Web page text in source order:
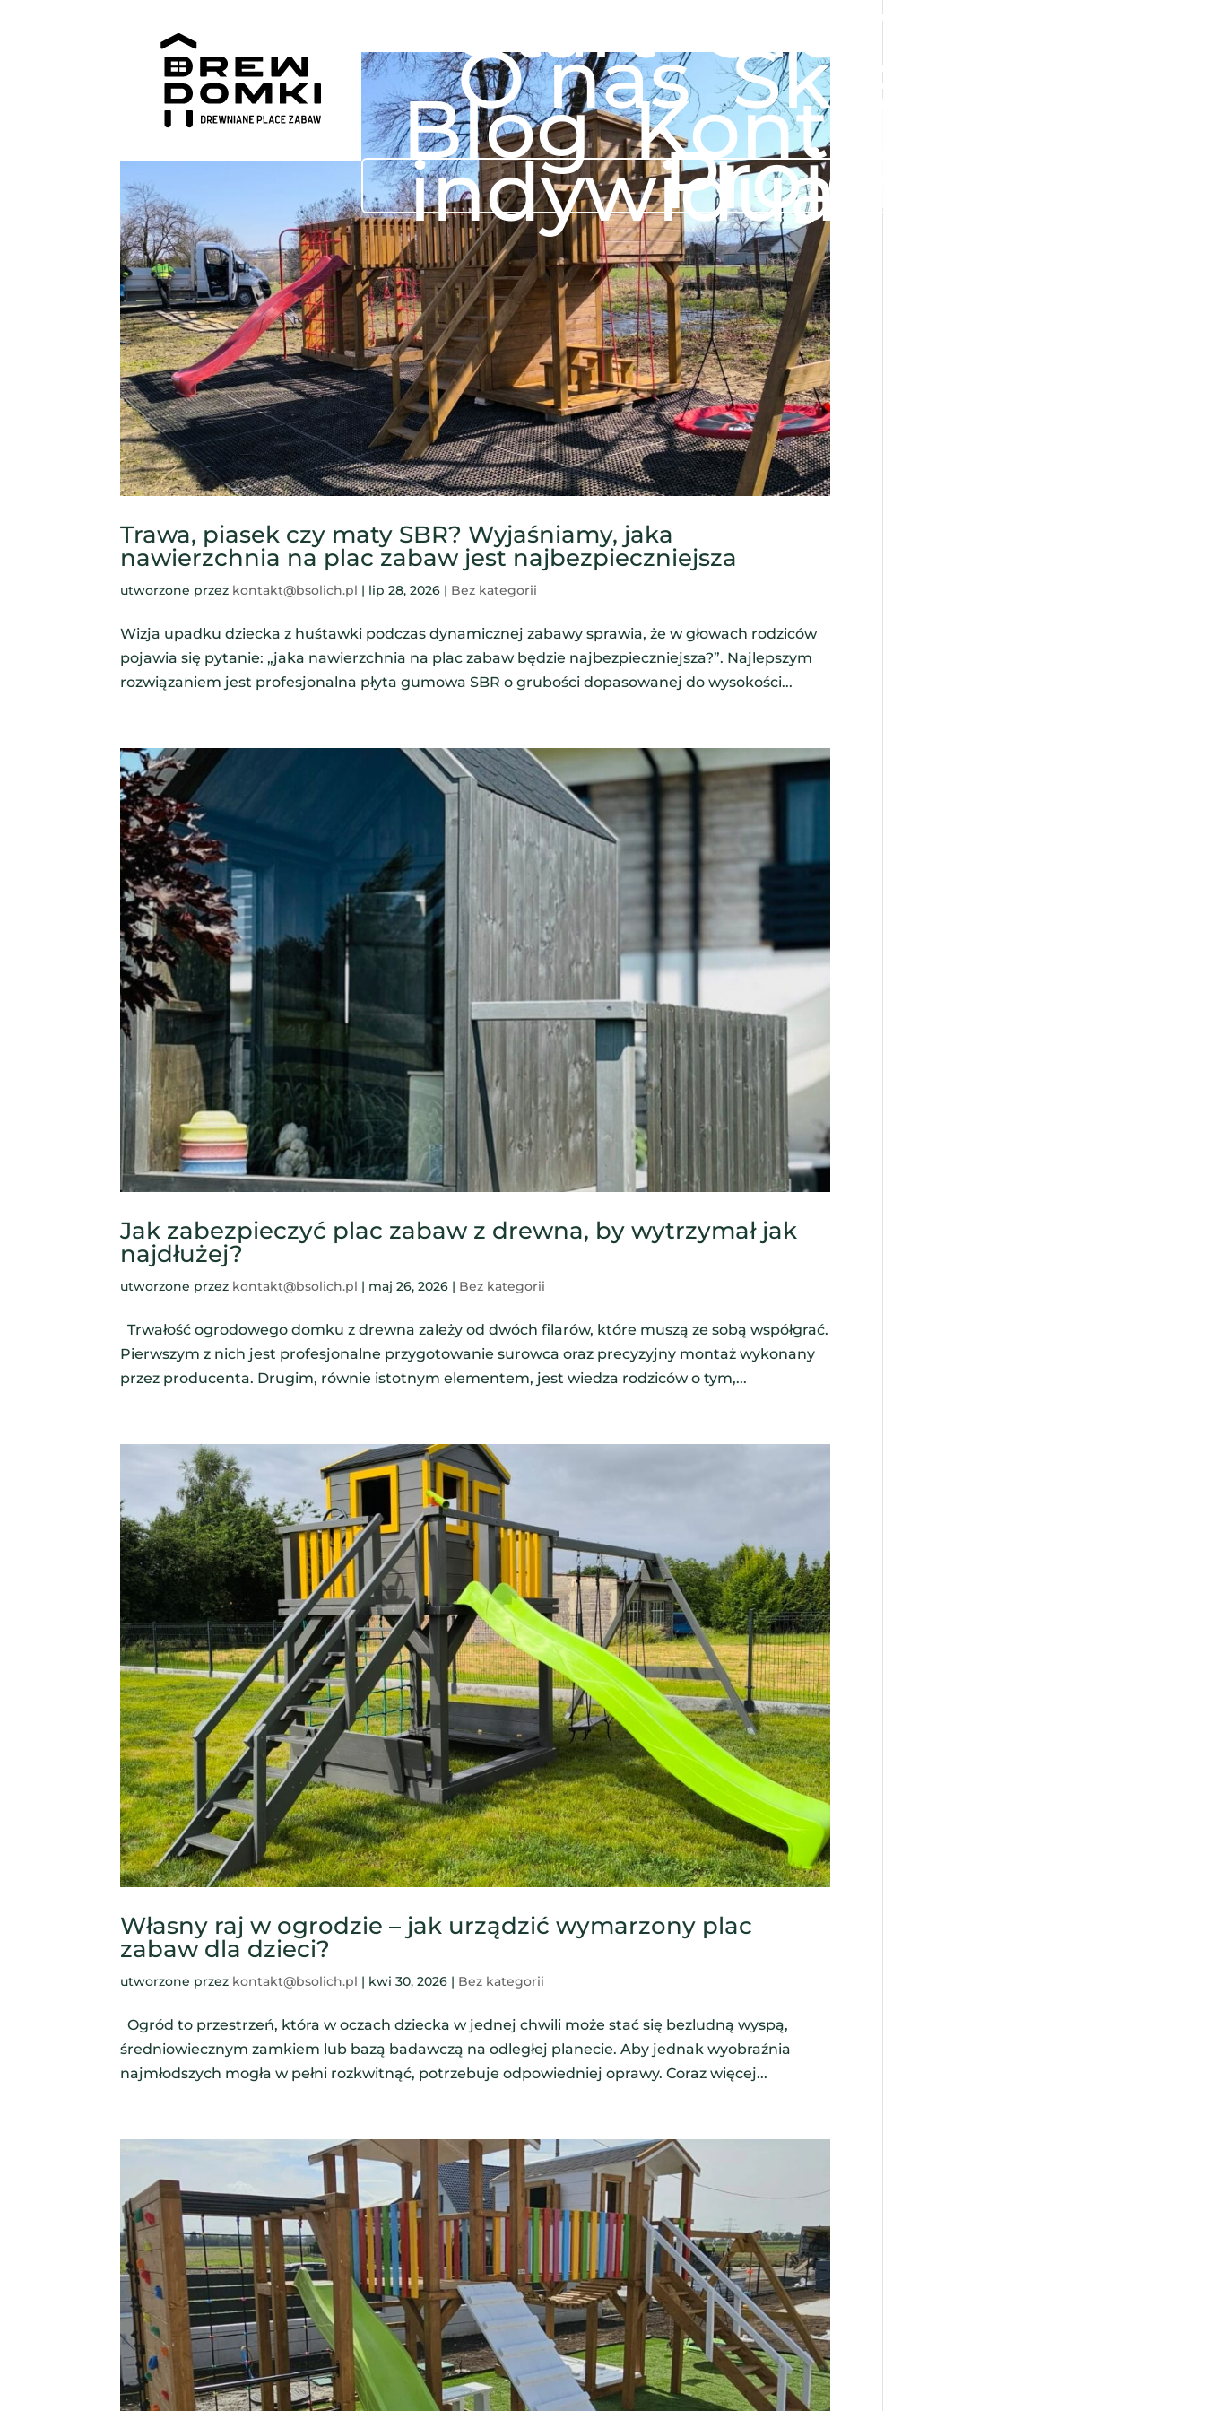
Start Oferta
O nas Sklep
Blog Kontakt
Projekt
indywidualny
Trawa, piasek czy maty SBR? Wyjaśniamy, jaka
nawierzchnia na plac zabaw jest najbezpieczniejsza
utworzone przez kontakt@bsolich.pl | lip 28, 2026 | Bez kategorii
Wizja upadku dziecka z huśtawki podczas dynamicznej zabawy sprawia, że w głowach rodziców
pojawia się pytanie: „jaka nawierzchnia na plac zabaw będzie najbezpieczniejsza?”. Najlepszym
rozwiązaniem jest profesjonalna płyta gumowa SBR o grubości dopasowanej do wysokości...
Jak zabezpieczyć plac zabaw z drewna, by wytrzymał jak
najdłużej?
utworzone przez kontakt@bsolich.pl | maj 26, 2026 | Bez kategorii
Trwałość ogrodowego domku z drewna zależy od dwóch filarów, które muszą ze sobą współgrać.
Pierwszym z nich jest profesjonalne przygotowanie surowca oraz precyzyjny montaż wykonany
przez producenta. Drugim, równie istotnym elementem, jest wiedza rodziców o tym,...
Własny raj w ogrodzie – jak urządzić wymarzony plac
zabaw dla dzieci?
utworzone przez kontakt@bsolich.pl | kwi 30, 2026 | Bez kategorii
Ogród to przestrzeń, która w oczach dziecka w jednej chwili może stać się bezludną wyspą,
średniowiecznym zamkiem lub bazą badawczą na odległej planecie. Aby jednak wyobraźnia
najmłodszych mogła w pełni rozkwitnąć, potrzebuje odpowiedniej oprawy. Coraz więcej...